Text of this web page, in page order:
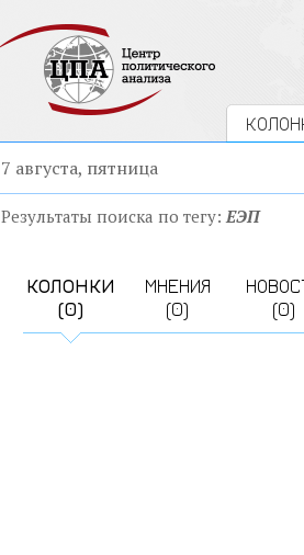
7 августа, пятница
Результаты поиска по тегу:ЕЭП
КОЛОНКИ
(0)
МНЕНИЯ
(0)
(0)